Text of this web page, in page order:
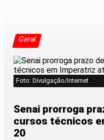
Geral
Foto: Divulgação/Internet
Senai prorroga
cursos técnicos
20